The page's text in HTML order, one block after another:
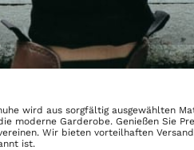
wird aus sorgfältig ausgewählten
moderne Garderobe. Genießen Sie
Wir bieten vorteilhaften
ist.